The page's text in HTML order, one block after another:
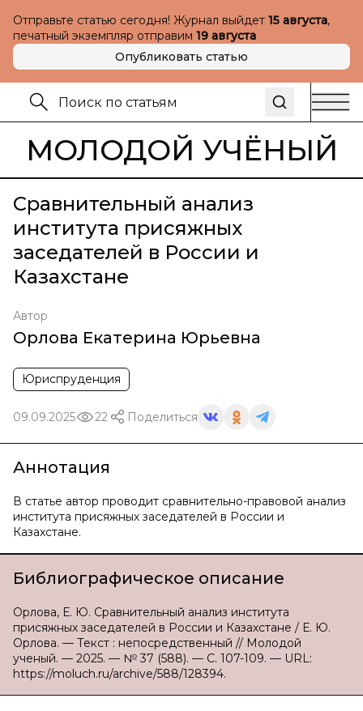
Отправьте статью сегодня! Журнал выйдет 15 августа,
печатный экземпляр отправим 19 августа
Опубликовать статью
МОЛОДОЙ УЧЁНЫЙ
Сравнительный анализ
института присяжных
заседателей в России и
Казахстане
Автор
Орлова Екатерина Юрьевна
Юриспруденция
09.09.2025 22 Поделиться
Аннотация
В статье автор проводит сравнительно-правовой анализ
института присяжных заседателей в России и
Казахстане.
Библиографическое описание
Орлова, Е. Ю. Сравнительный анализ института
присяжных заседателей в России и Казахстане / Е. Ю.
Орлова. — Текст : непосредственный // Молодой
ученый. — 2025. — № 37 (588). — С. 107-109. — URL:
https://moluch.ru/archive/588/128394.